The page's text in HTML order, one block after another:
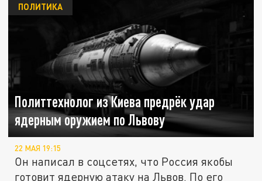
Политтехнолог из Киева предрёк удар
ядерным оружием по Львову
ПОЛИТИКА
22 МАЯ 19:15
Он написал в соцсетях, что Россия якобы
готовит ядерную атаку на Львов. По его